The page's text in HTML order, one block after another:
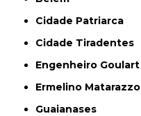
Cidade Patriarca
Cidade Tiradentes
Engenheiro Goulart
Ermelino Matarazzo
Guaianases